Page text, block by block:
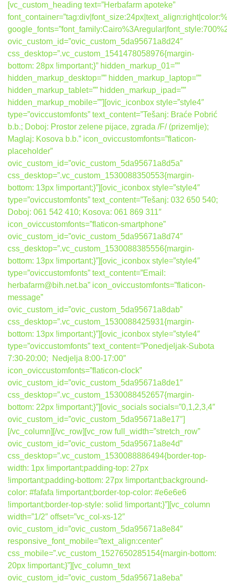
[vc_custom_heading text=”Herbafarm apoteke”
ovic_custom_id=”ovic_custom_5da95671a8d24″
css_desktop=”.vc_custom_1541478058976{margin-
bottom: 28px !important;}” hidden_markup_01=””
hidden_markup_desktop=”” hidden_markup_laptop=””
hidden_markup_tablet=”” hidden_markup_ipad=””
hidden_markup_mobile=””][ovic_iconbox style=”style4″
type=”oviccustomfonts” text_content=”Tešanj: Braće Pobrić
b.b.; Doboj: Prostor zelene pijace, zgrada /F/ (prizemlje);
Maglaj: Kosova b.b.” icon_oviccustomfonts=”flaticon-
placeholder”
ovic_custom_id=”ovic_custom_5da95671a8d5a”
css_desktop=”.vc_custom_1530088350553{margin-
bottom: 13px !important;}”][ovic_iconbox style=”style4″
type=”oviccustomfonts” text_content=”Tešanj: 032 650 540;
Doboj: 061 542 410; Kosova: 061 869 311″
icon_oviccustomfonts=”flaticon-smartphone”
ovic_custom_id=”ovic_custom_5da95671a8d74″
css_desktop=”.vc_custom_1530088385556{margin-
bottom: 13px !important;}”][ovic_iconbox style=”style4″
type=”oviccustomfonts” text_content=”Email:
herbafarm@bih.net.ba” icon_oviccustomfonts=”flaticon-
message”
ovic_custom_id=”ovic_custom_5da95671a8dab”
css_desktop=”.vc_custom_1530088425931{margin-
bottom: 13px !important;}”][ovic_iconbox style=”style4″
type=”oviccustomfonts” text_content=”Ponedjeljak-Subota
7:30-20:00; Nedjelja 8:00-17:00″
icon_oviccustomfonts=”flaticon-clock”
ovic_custom_id=”ovic_custom_5da95671a8de1″
css_desktop=”.vc_custom_1530088452657{margin-
bottom: 22px !important;}”][ovic_socials socials=”0,1,2,3,4″
ovic_custom_id=”ovic_custom_5da95671a8e17″]
[/vc_column][/vc_row][vc_row full_width=”stretch_row”
ovic_custom_id=”ovic_custom_5da95671a8e4d”
css_desktop=”.vc_custom_1530088886494{border-top-
width: 1px !important;padding-top: 27px
!important;padding-bottom: 27px !important;background-
color: #fafafa !important;border-top-color: #e6e6e6
!important;border-top-style: solid !important;}”][vc_column
width=”1/2″ offset=”vc_col-xs-12″
ovic_custom_id=”ovic_custom_5da95671a8e84″
responsive_font_mobile=”text_align:center”
css_mobile=”.vc_custom_1527650285154{margin-bottom:
20px !important;}”][vc_column_text
ovic_custom_id=”ovic_custom_5da95671a8eba”